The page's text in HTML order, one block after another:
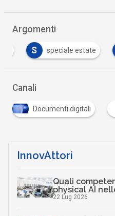
Argomenti
S speciale estate
Canali
Documenti digitali
InnovAttori
Quali
physical AI
22 Lug 2026